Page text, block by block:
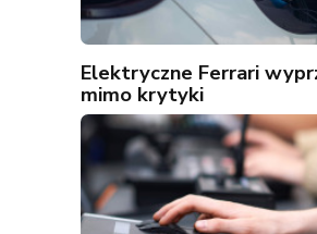
Elektryczne Ferrari
mimo krytyki